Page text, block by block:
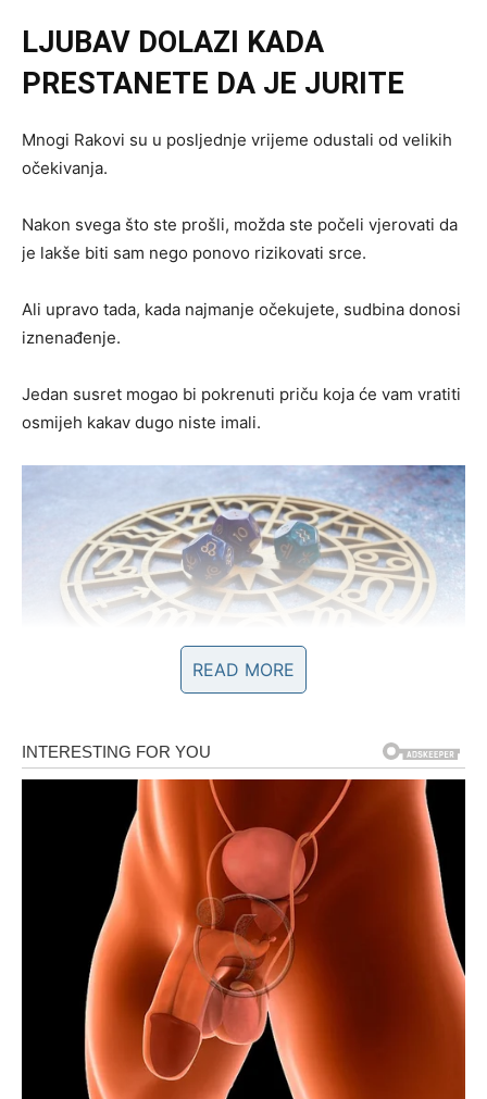
LJUBAV DOLAZI KADA
PRESTANETE DA JE JURITE
Mnogi Rakovi su u posljednje vrijeme odustali od velikih
očekivanja.
Nakon svega što ste prošli, možda ste počeli vjerovati da
je lakše biti sam nego ponovo rizikovati srce.
Ali upravo tada, kada najmanje očekujete, sudbina donosi
iznenađenje.
Jedan susret mogao bi pokrenuti priču koja će vam vratiti
osmijeh kakav dugo niste imali.
PROŠLOST GUBI MOĆ NAD
Postoji nešto iz prošlosti što vas je dugo držalo vezanim
za uspomene.
Možda osoba.
Možda nedovršena priča.
Možda pitanje na koje nikada niste dobili odgovor.
READ MORE